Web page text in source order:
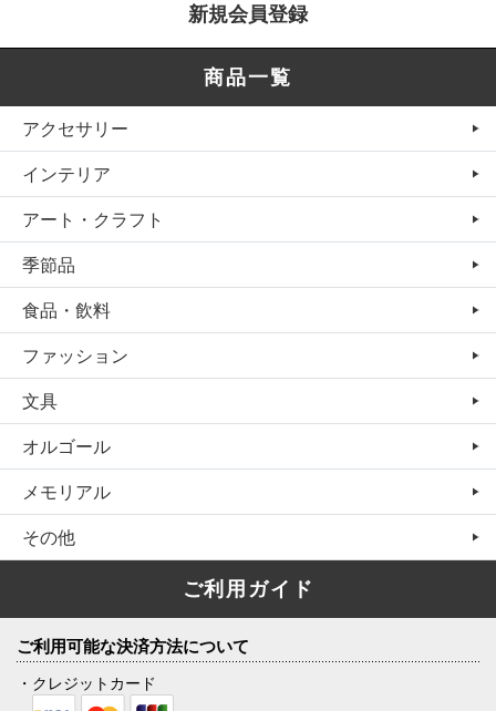
新規会員登録
商品一覧
アクセサリー
インテリア
アート・クラフト
季節品
食品・飲料
ファッション
文具
オルゴール
メモリアル
その他
ご利用ガイド
ご利用可能な決済方法について
・クレジットカード